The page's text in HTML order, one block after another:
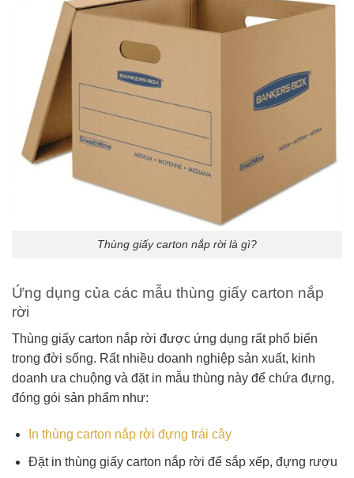
Thùng giấy carton nắp rời là gì?
Ứng dụng của các mẫu thùng giấy carton nắp
rời
Thùng giấy carton nắp rời được ứng dụng rất phổ biến
trong đời sống. Rất nhiều doanh nghiệp sản xuất, kinh
doanh ưa chuộng và đặt in mẫu thùng này để chứa đựng,
đóng gói sản phẩm như:
In thùng carton nắp rời đựng trái cây
Đặt in thùng giấy carton nắp rời để sắp xếp, đựng rượu